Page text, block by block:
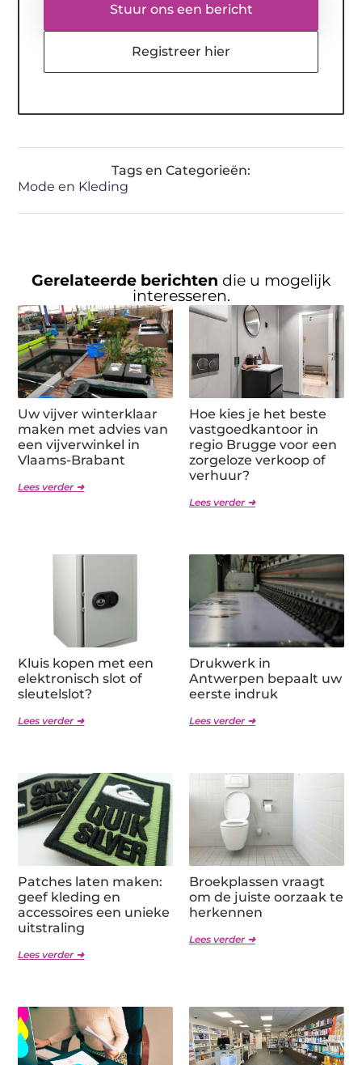
Stuur ons een bericht
Registreer hier
Tags en Categorieën:
Mode en Kleding
Gerelateerde berichten die u mogelijk
interesseren.
Uw vijver winterklaar
maken met advies van
een vijverwinkel in
Vlaams-Brabant
Lees verder ➜
Hoe kies je het beste
vastgoedkantoor in
regio Brugge voor een
zorgeloze verkoop of
verhuur?
Lees verder ➜
Kluis kopen met een
elektronisch slot of
sleutelslot?
Lees verder ➜
Drukwerk in
Antwerpen bepaalt uw
eerste indruk
Lees verder ➜
Patches laten maken:
geef kleding en
accessoires een unieke
uitstraling
Lees verder ➜
Broekplassen vraagt
om de juiste oorzaak te
herkennen
Lees verder ➜